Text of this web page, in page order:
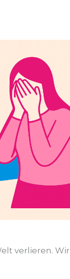
verlieren. Wir